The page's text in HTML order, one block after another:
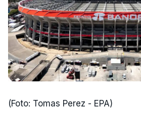
(Foto: Tomas Perez - EPA)